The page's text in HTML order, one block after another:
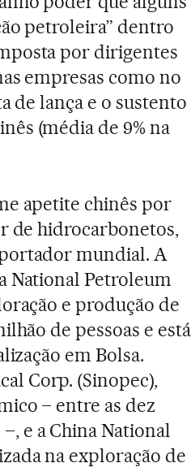
petroleira” dentro
por dirigentes
empresas como no
de lança e o sustento
(média de 9% na
apetite chinês por
de hidrocarbonetos,
mundial. A
National Petroleum
e produção de
de pessoas e está
em Bolsa.
Corp. (Sinopec),
– entre as dez
e a China National
na exploração de